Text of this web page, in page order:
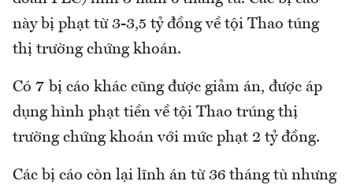
này bị phạt từ 3-3,5 tỷ đồng về tội Thao túng
thị trường chứng khoán.
Có 7 bị cáo khác cũng được giảm án, được áp
dụng hình phạt tiền về tội Thao trúng thị
trường chứng khoán với mức phạt 2 tỷ đồng.
Các bị cáo còn lại lĩnh án từ 36 tháng tù nhưng